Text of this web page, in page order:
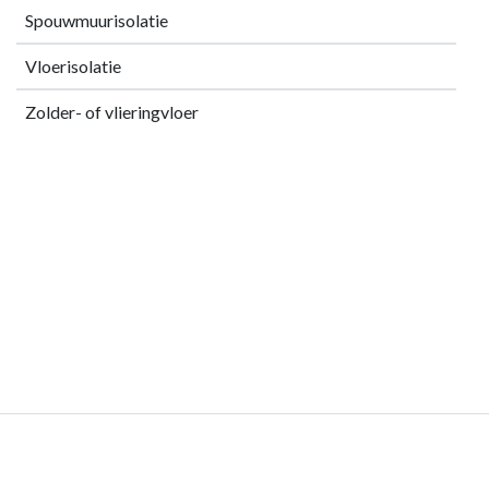
Spouwmuurisolatie
Vloerisolatie
Zolder- of vlieringvloer